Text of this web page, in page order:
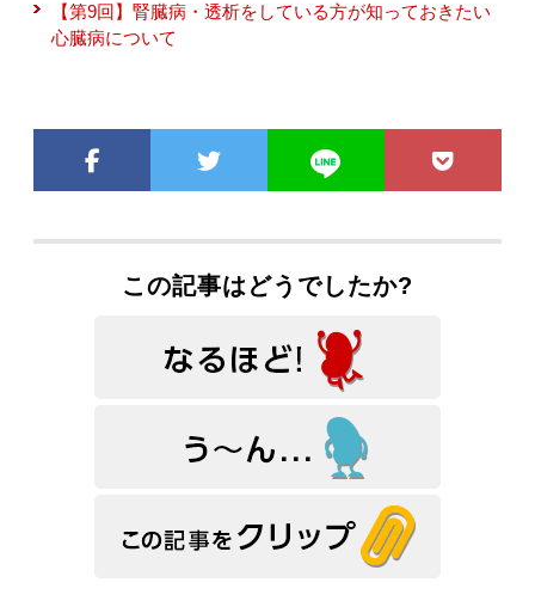
【第9回】腎臓病・透析をしている方が知っておきたい
心臓病について
この記事はどうでしたか?